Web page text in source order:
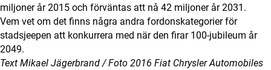
miljoner år 2015 och förväntas att nå 42 miljoner år 2031.
Vem vet om det finns några andra fordonskategorier för
stadsjeepen att konkurrera med när den firar 100-jubileum år
2049.
Text Mikael Jägerbrand / Foto 2016 Fiat Chrysler Automobiles